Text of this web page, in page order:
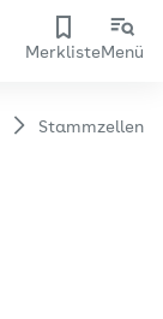
MerklisteMenü
Stammzellen